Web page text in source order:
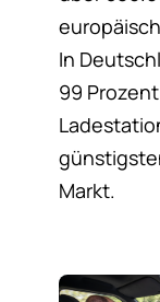
In
99
Markt.